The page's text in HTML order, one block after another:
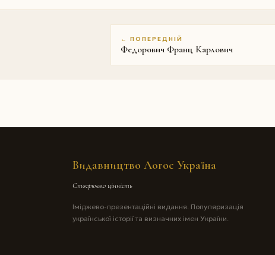
← ПОПЕРЕДНІЙ
Федорович Франц Карлович
Видавництво Логос Україна
Створюємо цінність
Іміджево-презентаційні видання. Популяризація
української історії та визначних імен України.